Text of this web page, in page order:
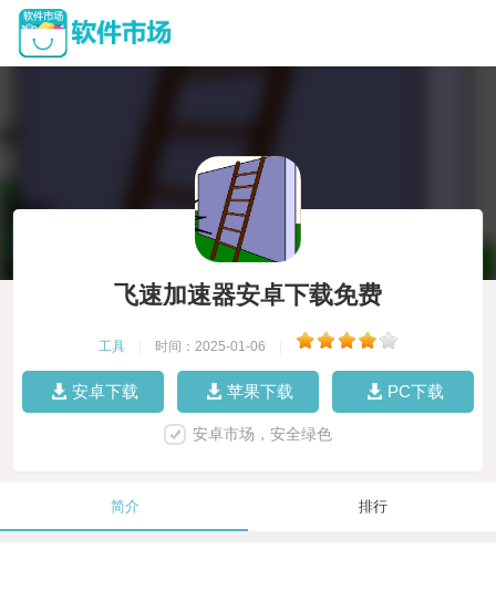
飞速加速器安卓下载免费
工具 时间：2025-01-06
安卓下载 苹果下载 PC下载
安卓市场，安全绿色
简介 排行